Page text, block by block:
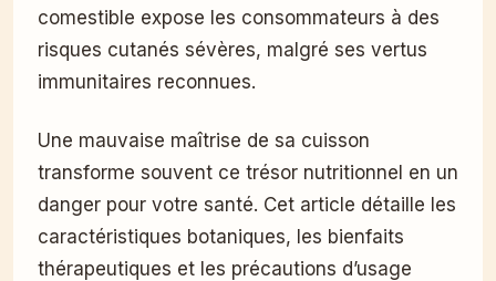
comestible expose les consommateurs à des
risques cutanés sévères, malgré ses vertus
immunitaires reconnues.
Une mauvaise maîtrise de sa cuisson
transforme souvent ce trésor nutritionnel en un
danger pour votre santé. Cet article détaille les
caractéristiques botaniques, les bienfaits
thérapeutiques et les précautions d’usage